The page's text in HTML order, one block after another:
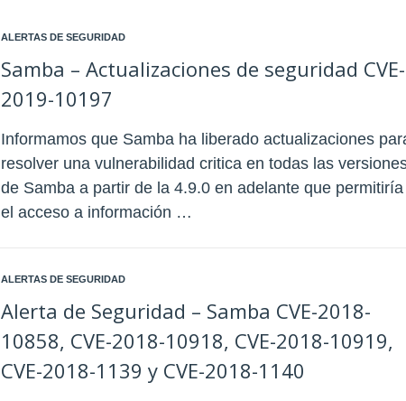
ALERTAS DE SEGURIDAD
Samba – Actualizaciones de seguridad CVE-
2019-10197
Informamos que Samba ha liberado actualizaciones
resolver una vulnerabilidad critica en todas las
de Samba a partir de la 4.9.0 en adelante que permitiría
el acceso a información …
ALERTAS DE SEGURIDAD
Alerta de Seguridad – Samba CVE-2018-
10858, CVE-2018-10918, CVE-2018-10919,
CVE-2018-1139 y CVE-2018-1140